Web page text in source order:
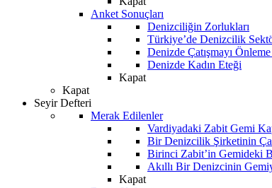
Anket Sonuçları
Denizciliğin Zorlukları
Türkiye’de Denizcilik
Denizde Çatışmayı
Denizde Kadın Eteği
Kapat
Kapat
Seyir Defteri
Merak Edilenler
Vardiyadaki Zabit Gemi
Bir Denizcilik Şirketinin
Birinci Zabit’in Gemideki
Akıllı Bir Denizcinin
Kapat